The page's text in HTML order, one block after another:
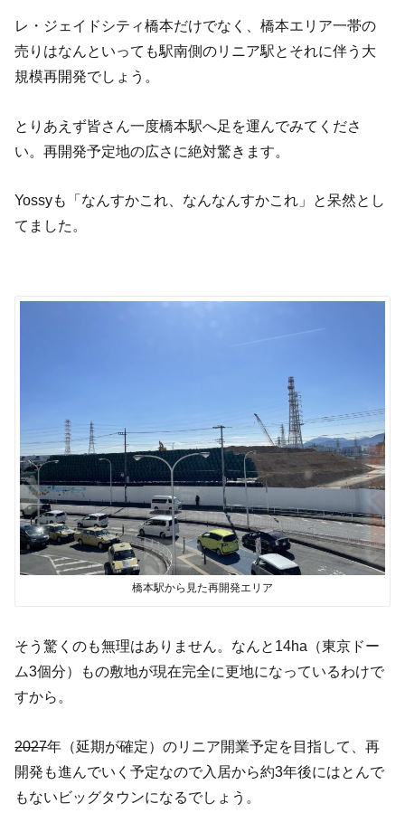
レ・ジェイドシティ橋本だけでなく、橋本エリア一帯の
売りはなんといっても駅南側のリニア駅とそれに伴う大
規模再開発でしょう。
とりあえず皆さん一度橋本駅へ足を運んでみてくださ
い。再開発予定地の広さに絶対驚きます。
Yossyも「なんすかこれ、なんなんすかこれ」と呆然とし
てました。
橋本駅から見た再開発エリア
そう驚くのも無理はありません。なんと 14ha （東京ドー
ム3個分）もの敷地が現在完全に更地になっているわけで
すから。
2027年（延期が確定）のリニア開業予定を目指して、再
開発も進んでいく予定なので入居から約3年後にはとんで
もないビッグタウンになるでしょう。